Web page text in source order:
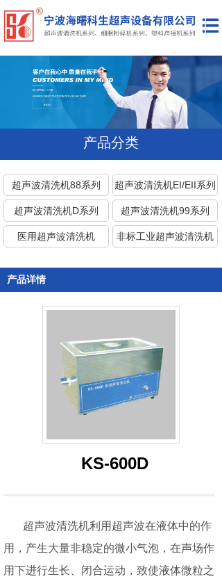
网站首页
公司简介
产品展示
新闻资讯
联系我们
超声波清洗机88系列 超声波清洗机EI/EII系列
超声波清洗机D系列 超声波清洗机99系列
医用超声波清洗机 非标工业超声波清洗机
代理/维修美国进口超声
波清洗机
产品分类
产品详情
KS-600D
超声波清洗机利用超声波在液体中的作
用，产生大量非稳定的微小气泡，在声场作
用下进行生长、闭合运动，致使液体微粒之